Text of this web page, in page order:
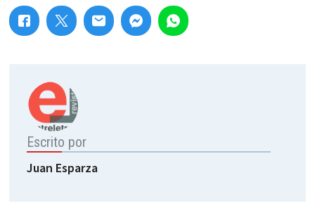
Escrito por
Juan Esparza